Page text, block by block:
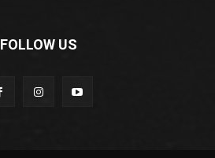
FOLLOW US